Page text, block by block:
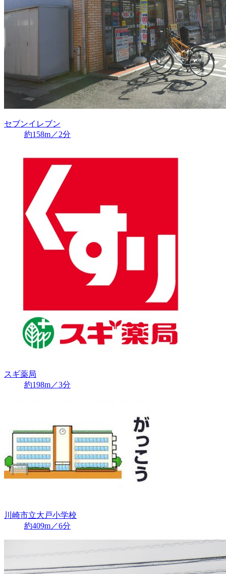
セブンイレブン
約158m／2分
スギ薬局
約198m／3分
川崎市立大戸小学校
約409m／6分